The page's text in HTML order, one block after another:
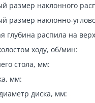
размер наклонного
размер наклонно-
глубина распила на
ходу, об/мин:
стола, мм:
мм:
диска, мм: